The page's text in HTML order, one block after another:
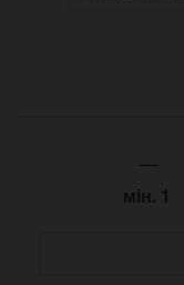
мін. 1